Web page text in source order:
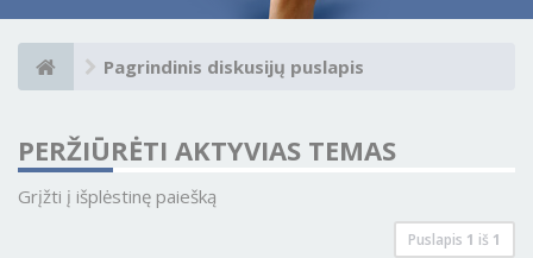
Pagrindinis diskusijų puslapis
PERŽIŪRĖTI AKTYVIAS TEMAS
Grįžti į išplėstinę paiešką
Puslapis 1 iš 1